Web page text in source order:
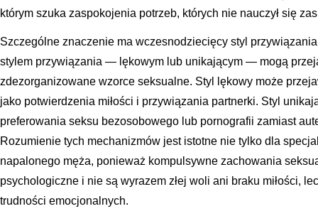
którym szuka zaspokojenia potrzeb, których nie nauczył się
Szczególne znaczenie ma wczesnodziecięcy styl
stylem przywiązania — lękowym lub unikającym — mogą
zdezorganizowane wzorce seksualne. Styl lękowy może
jako potwierdzenia miłości i przywiązania partnerki. Styl
preferowania seksu bezosobowego lub pornografii zamiast
Rozumienie tych mechanizmów jest istotne nie tylko dla
napalonego męża, ponieważ kompulsywne zachowania
psychologiczne i nie są wyrazem złej woli ani braku miłości,
trudności emocjonalnych.